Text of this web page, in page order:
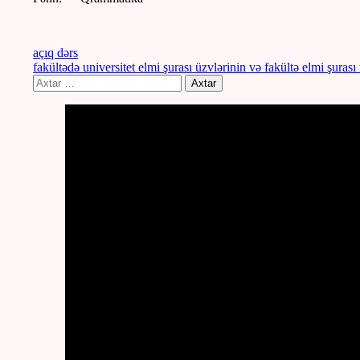
açıq dərs
fakültədə universitet elmi şurası üzvlərinin və fakültə elmi